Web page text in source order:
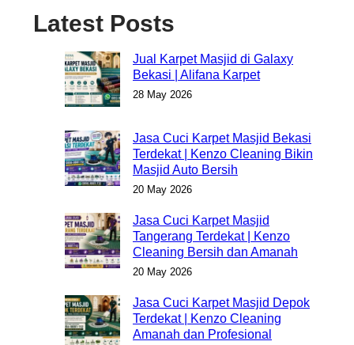
Latest Posts
Jual Karpet Masjid di Galaxy
Bekasi | Alifana Karpet
28 May 2026
Jasa Cuci Karpet Masjid Bekasi
Terdekat | Kenzo Cleaning Bikin
Masjid Auto Bersih
20 May 2026
Jasa Cuci Karpet Masjid
Tangerang Terdekat | Kenzo
Cleaning Bersih dan Amanah
20 May 2026
Jasa Cuci Karpet Masjid Depok
Terdekat | Kenzo Cleaning
Amanah dan Profesional